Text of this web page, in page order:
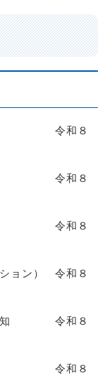
令和８
限 令和８
知 令和８
ン） 令和８
通知 令和８
令和８